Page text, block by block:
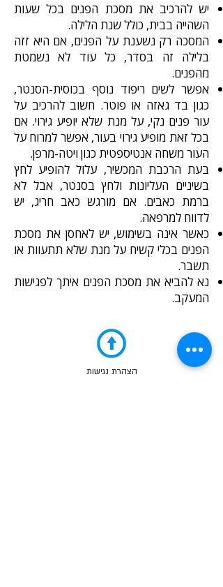
יש להרכיב את מסכת הפנים בכל שעות
השהייה בבית, כולל שנת הלילה.
המסכה רק נשענת על הפנים, אם היא זזה
בלילה זה בסדר, כל עוד לא נשמטת
מהפנים.
אפשר לשים ריפוד נוסף בכוסית-הסנטר,
כגון בד גאזה או פוטר. חשוב להרכיב על
עור פנים נקי, על מנת שלא יופיע גירוי. אם
בכל זאת מופיע גירוי בעור, אפשר למרוח על
העור משחה אנטיספטית כגון ויטה-מרפן.
בעת הרכבת המכשיר, עלול להופיע לחץ
בשיניים העליונות ולחץ בסנטר, אבל לא
ברמת כאבים. אם מורגש כאב חריג, יש
לדווח למרפאה.
כאשר אינה בשימוש, יש לאחסן את מסכת
הפנים בכלי קשיח על מנת שלא תתעוות או
תשבר.
נא להביא את מסכת הפנים איתך לפגישות
המעקב.
הצהרת נגישות